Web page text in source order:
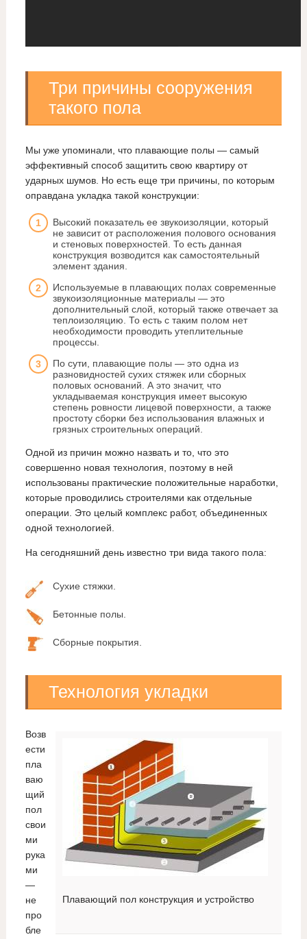
Три причины сооружения
такого пола
Мы уже упоминали, что плавающие полы — самый
эффективный способ защитить свою квартиру от
ударных шумов. Но есть еще три причины, по которым
оправдана укладка такой конструкции:
Высокий показатель ее звукоизоляции, который
не зависит от расположения полового основания
и стеновых поверхностей. То есть данная
конструкция возводится как самостоятельный
элемент здания.
Используемые в плавающих полах современные
звукоизоляционные материалы — это
дополнительный слой, который также отвечает за
теплоизоляцию. То есть с таким полом нет
необходимости проводить утеплительные
процессы.
По сути, плавающие полы — это одна из
разновидностей сухих стяжек или сборных
половых оснований. А это значит, что
укладываемая конструкция имеет высокую
степень ровности лицевой поверхности, а также
простоту сборки без использования влажных и
грязных строительных операций.
Одной из причин можно назвать и то, что это
совершенно новая технология, поэтому в ней
использованы практические положительные наработки,
которые проводились строителями как отдельные
операции. Это целый комплекс работ, объединенных
одной технологией.
На сегодняшний день известно три вида такого пола:
Сухие стяжки.
Бетонные полы.
Сборные покрытия.
Технология укладки
Плавающий пол конструкция и устройство
Возв
ести
пла
ваю
щий
пол
свои
ми
рука
ми
—
не
про
бле